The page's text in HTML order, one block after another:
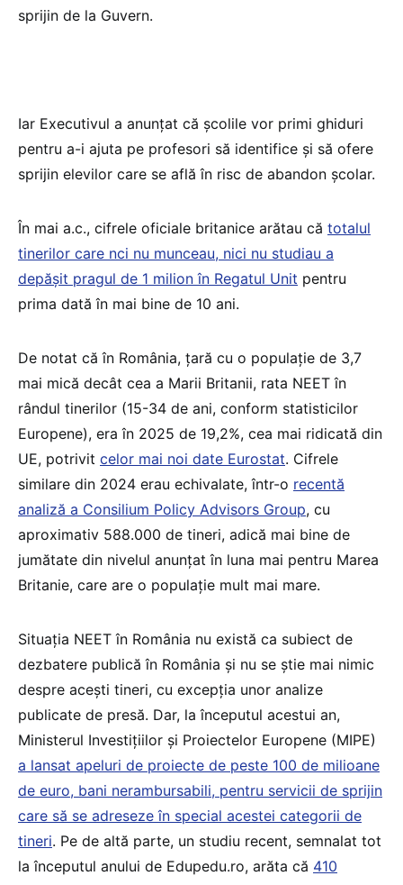
sprijin de la Guvern.
Iar Executivul a anunțat că școlile vor primi ghiduri
pentru a-i ajuta pe profesori să identifice și să ofere
sprijin elevilor care se află în risc de abandon școlar.
În mai a.c., cifrele oficiale britanice arătau că totalul
tinerilor care nci nu munceau, nici nu studiau a
depășit pragul de 1 milion în Regatul Unit pentru
prima dată în mai bine de 10 ani.
De notat că în România, țară cu o populație de 3,7
mai mică decât cea a Marii Britanii, rata NEET în
rândul tinerilor (15-34 de ani, conform statisticilor
Europene), era în 2025 de 19,2%, cea mai ridicată din
UE, potrivit celor mai noi date Eurostat. Cifrele
similare din 2024 erau echivalate, într-o recentă
analiză a Consilium Policy Advisors Group, cu
aproximativ 588.000 de tineri, adică mai bine de
jumătate din nivelul anunțat în luna mai pentru Marea
Britanie, care are o populație mult mai mare.
Situația NEET în România nu există ca subiect de
dezbatere publică în România și nu se știe mai nimic
despre acești tineri, cu excepția unor analize
publicate de presă. Dar, la începutul acestui an,
Ministerul Investițiilor și Proiectelor Europene (MIPE)
a lansat apeluri de proiecte de peste 100 de milioane
de euro, bani nerambursabili, pentru servicii de sprijin
care să se adreseze în special acestei categorii de
tineri. Pe de altă parte, un studiu recent, semnalat tot
la începutul anului de Edupedu.ro, arăta că 410